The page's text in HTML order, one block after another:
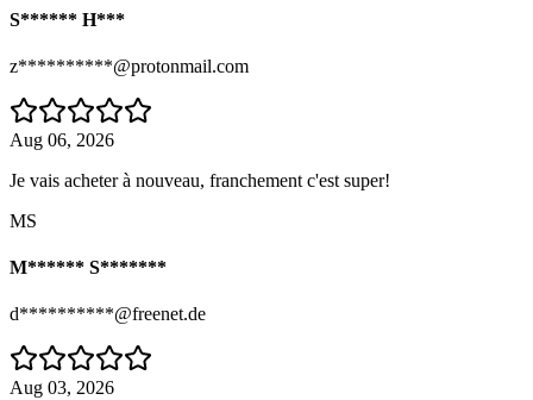
S****** H***
z**********@protonmail.com
Aug 06, 2026
Je vais acheter à nouveau, franchement c'est super!
MS
M****** S*******
d**********@freenet.de
Aug 03, 2026